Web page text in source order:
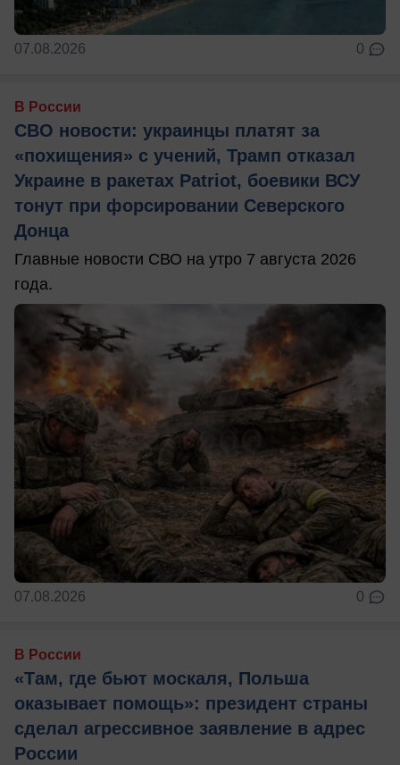
07.08.2026 0
В России
СВО новости: украинцы платят за
«похищения» с учений, Трамп отказал
Украине в ракетах Patriot, боевики ВСУ
тонут при форсировании Северского
Донца
Главные новости СВО на утро 7 августа 2026
года.
07.08.2026 0
В России
«Там, где бьют москаля, Польша
оказывает помощь»: президент страны
сделал агрессивное заявление в адрес
России